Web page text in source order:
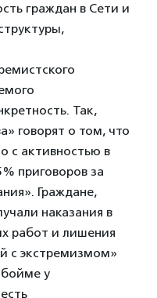
граждан в Сети и
Так,
говорят о том, что
с активностью в
приговоров за
Граждане,
наказания в
работ и лишения
с экстремизмом»
у